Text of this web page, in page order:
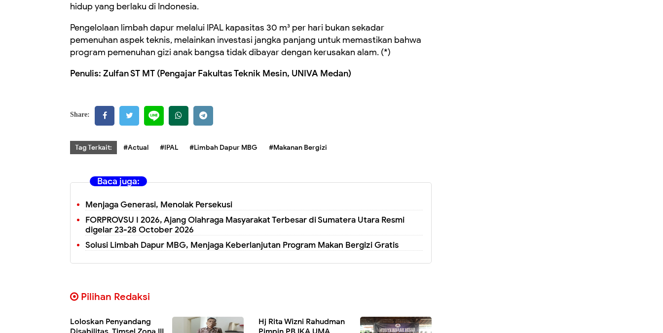
hidup yang berlaku di Indonesia.
Pengelolaan limbah dapur melalui IPAL kapasitas 30 m³ per hari bukan sekadar
pemenuhan aspek teknis, melainkan investasi jangka panjang untuk memastikan bahwa
program pemenuhan gizi anak bangsa tidak dibayar dengan kerusakan alam. (*)
Penulis: Zulfan ST MT (Pengajar Fakultas Teknik Mesin, UNIVA Medan)
Share:
Tag Terkait: #Actual #IPAL #Limbah Dapur MBG #Makanan Bergizi
Baca juga:
Menjaga Generasi, Menolak Persekusi
FORPROVSU I 2026, Ajang Olahraga Masyarakat Terbesar di Sumatera Utara Resmi
digelar 23-28 October 2026
Solusi Limbah Dapur MBG, Menjaga Keberlanjutan Program Makan Bergizi Gratis
Pilihan Redaksi
Loloskan Penyandang
Hj Rita Wizni Rahudman